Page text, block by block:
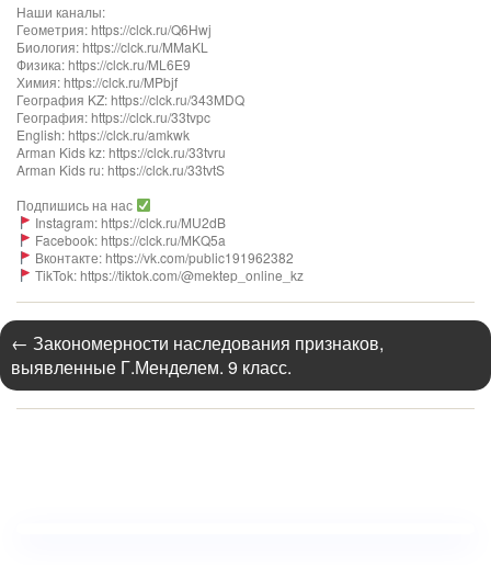
Наши каналы:
Геометрия: https://clck.ru/Q6Hwj
Биология: https://clck.ru/MMaKL
Физика: https://clck.ru/ML6E9
Химия: https://clck.ru/MPbjf
География KZ: https://clck.ru/343MDQ
География: https://clck.ru/33tvpc
English: https://clck.ru/amkwk
Arman Kids kz: https://clck.ru/33tvru
Arman Kids ru: https://clck.ru/33tvtS
Подпишись на нас
Instagram: https://clck.ru/MU2dB
Facebook: https://clck.ru/MKQ5a
Вконтакте: https://vk.com/public191962382
TikTok: https://tiktok.com/@mektep_online_kz
← Закономерности наследования признаков,
выявленные Г.Менделем. 9 класс.